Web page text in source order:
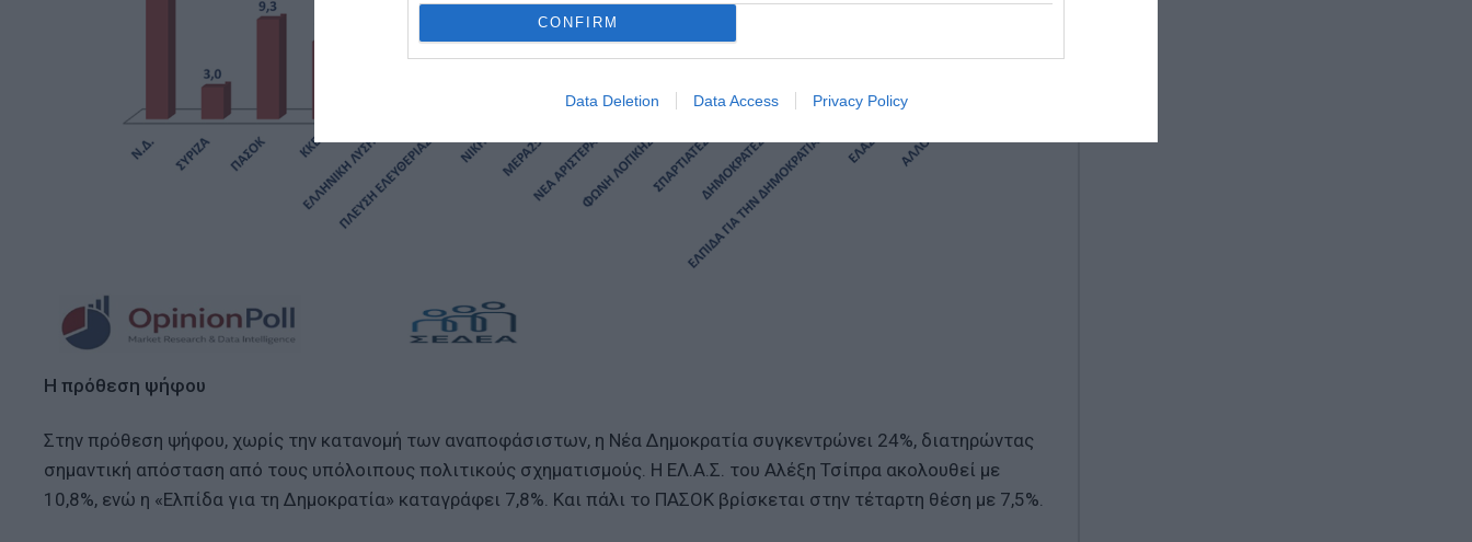
CONFIRM
Data Deletion Data Access Privacy Policy
Η πρόθεση ψήφου
Στην πρόθεση ψήφου, χωρίς την κατανομή των αναποφάσιστων, η Νέα Δημοκρατία συγκεντρώνει 24%, διατηρώντας
σημαντική απόσταση από τους υπόλοιπους πολιτικούς σχηματισμούς. Η ΕΛ.Α.Σ. του Αλέξη Τσίπρα ακολουθεί με
10,8%, ενώ η «Ελπίδα για τη Δημοκρατία» καταγράφει 7,8%. Και πάλι το ΠΑΣΟΚ βρίσκεται στην τέταρτη θέση με 7,5%.